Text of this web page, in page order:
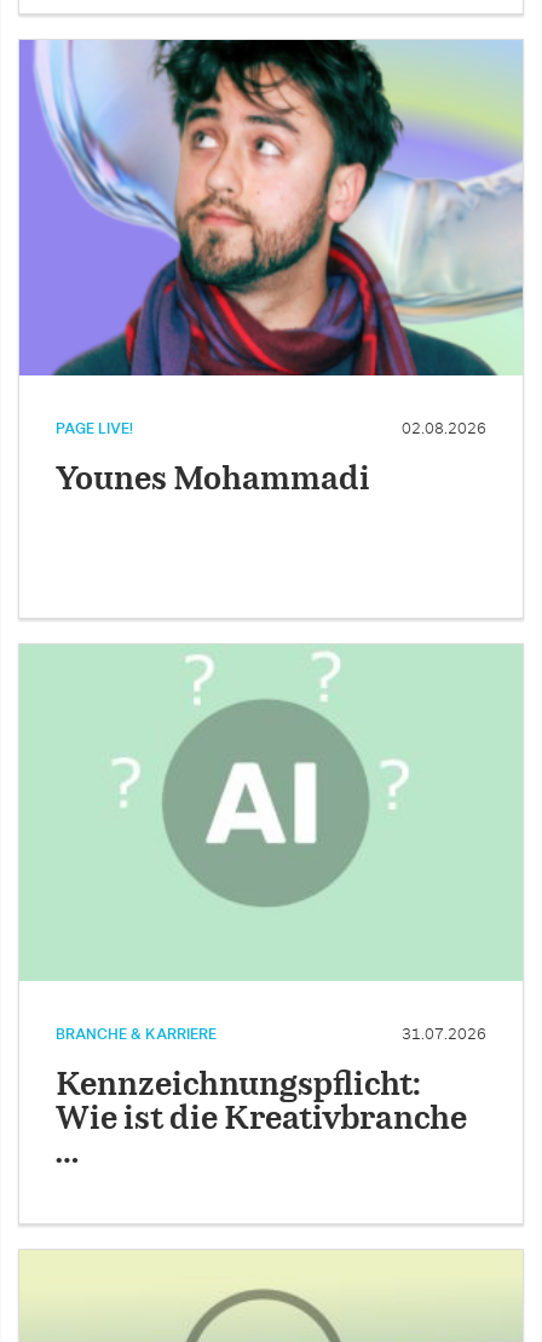
PAGE LIVE! 02.08.2026
Younes Mohammadi
BRANCHE & KARRIERE 31.07.2026
Kennzeichnungspflicht:
Wie ist die Kreativbranche
…